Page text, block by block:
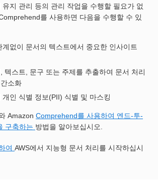
유지 관리 등의 관리 작업을 수행할 필요가 없
를 사용하면 다음을 수행할 수 있
계없이 문서의 텍스트에서 중요한 인사이트
텍스트, 문구 또는 주제를 추출하여 문서 처리
소화
개인 식별 정보(PII) 식별 및 마스킹
Amazon Comprehend를 사용하여 엔드-투-
구축하는 방법을 알아보십시오.
여 AWS에서 지능형 문서 처리를 시작하십시